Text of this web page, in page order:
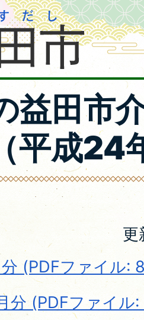
益田市
平成24
更
(PDFファイル:
分 (PDFファイル